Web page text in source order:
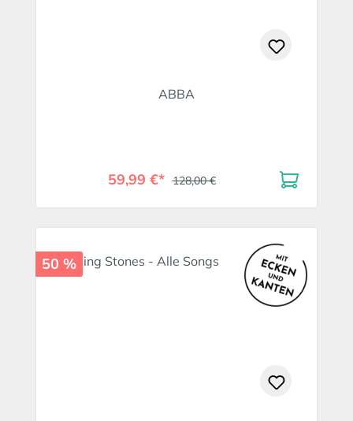
ABBA
59,99 €* 128,00 €
50 %